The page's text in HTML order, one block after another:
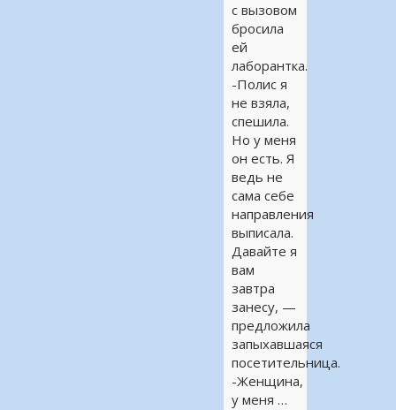
с вызовом
бросила
ей
лаборантка.
-Полис я
не взяла,
спешила.
Но у меня
он есть. Я
ведь не
сама себе
направления
выписала.
Давайте я
вам
завтра
занесу, —
предложила
запыхавшаяся
посетительница.
-Женщина,
у меня …